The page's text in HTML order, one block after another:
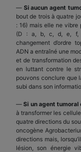
— Si aucun agent
bout de trois à quatre
: 16) mais elle ne
(D : a, b, c, d, e, f,
changement d’ordre
ADN a entraîné une
et de transformation
en luttant contre le
pouvons conclure que
subi dans son
—Si un agent
à transformer les
quatre directions du
oncogène
directions mais,
lésion, son énergie